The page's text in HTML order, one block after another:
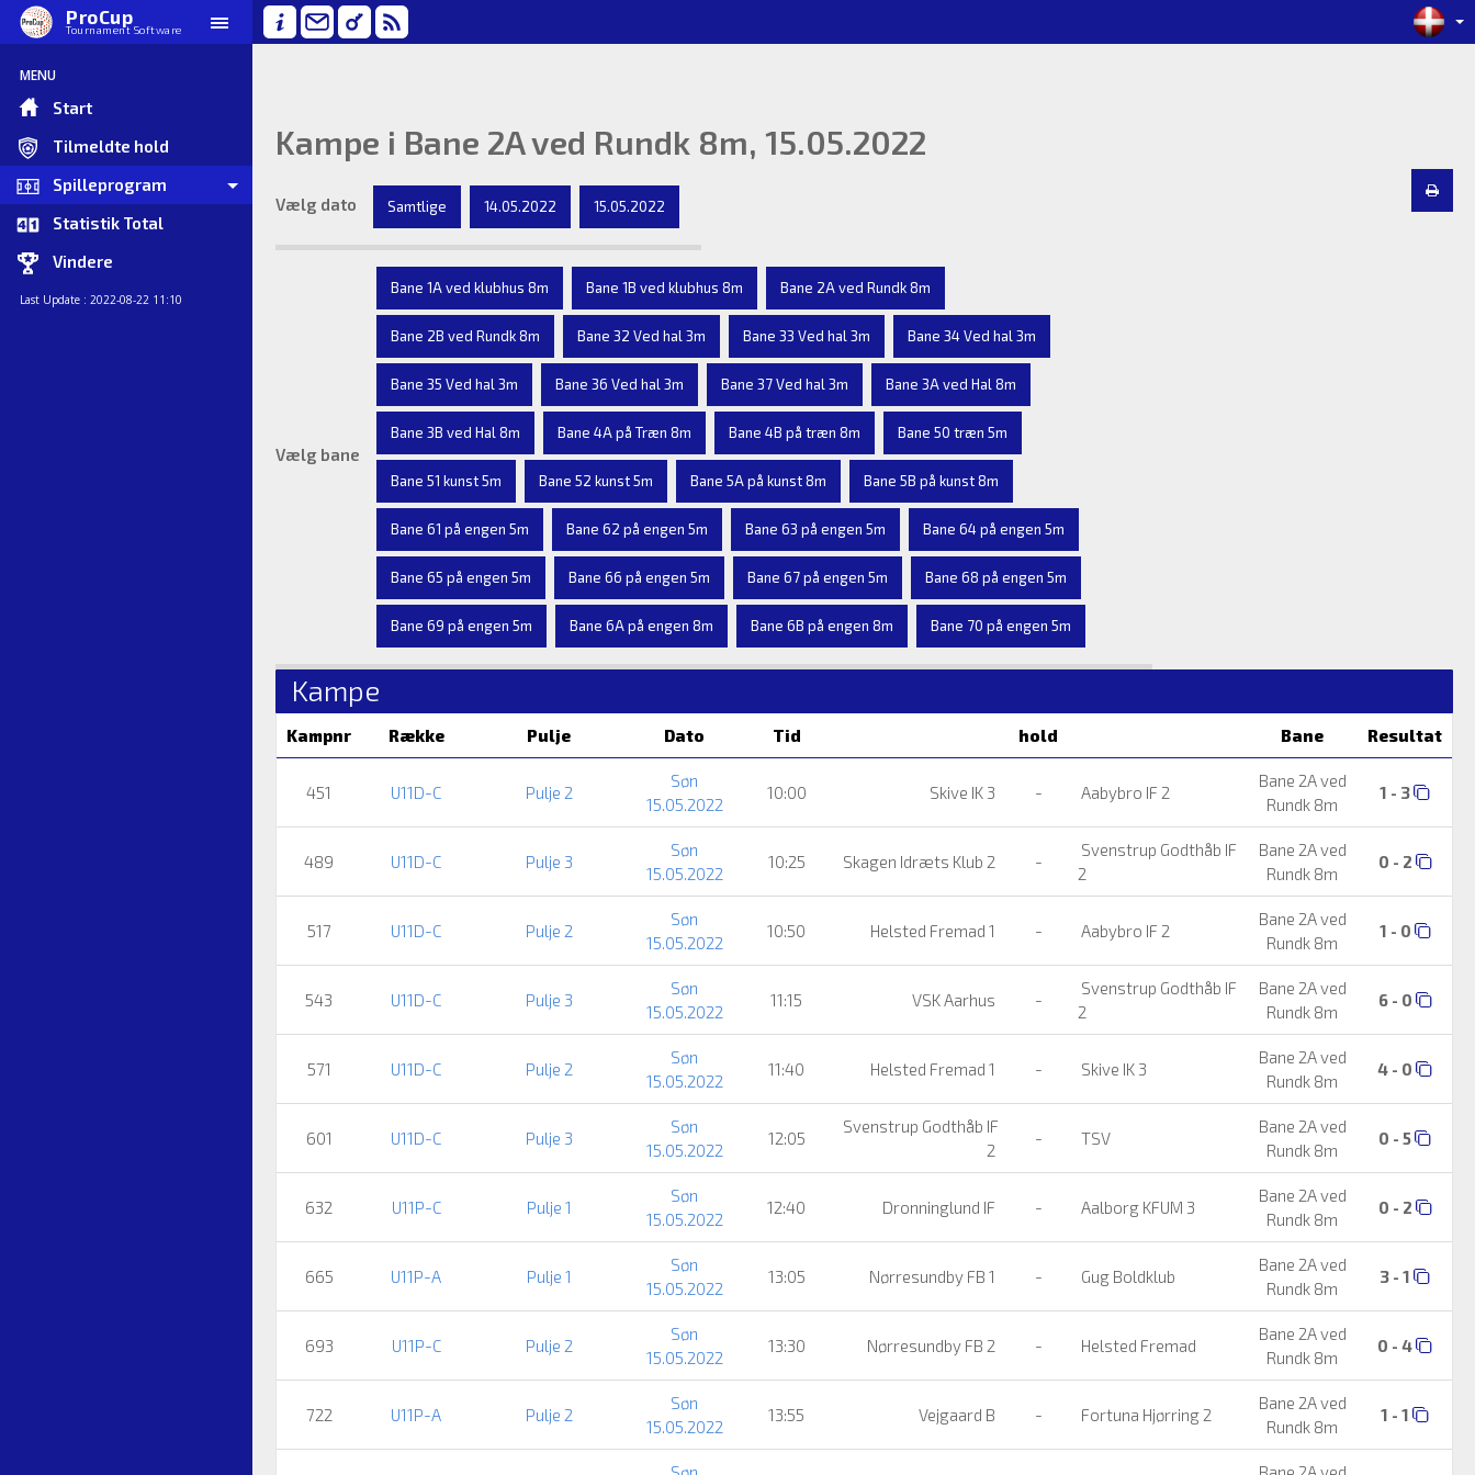
ProCup
Tournament Software
MENU
Start
Tilmeldte hold
Spilleprogram
Statistik Total
Vindere
Last Update : 2022-08-22 11:10
Kampe i Bane 2A ved Rundk 8m, 15.05.2022
Vælg dato Samtlige 14.05.2022 15.05.2022
Vælg bane
Bane 1A ved klubhus 8m Bane 1B ved klubhus 8m Bane 2A ved Rundk 8m
Bane 2B ved Rundk 8m Bane 32 Ved hal 3m Bane 33 Ved hal 3m Bane 34 Ved hal 3m
Bane 35 Ved hal 3m Bane 36 Ved hal 3m Bane 37 Ved hal 3m Bane 3A ved Hal 8m
Bane 3B ved Hal 8m Bane 4A på Træn 8m Bane 4B på træn 8m Bane 50 træn 5m
Bane 51 kunst 5m Bane 52 kunst 5m Bane 5A på kunst 8m Bane 5B på kunst 8m
Bane 61 på engen 5m Bane 62 på engen 5m Bane 63 på engen 5m Bane 64 på engen 5m
Bane 65 på engen 5m Bane 66 på engen 5m Bane 67 på engen 5m Bane 68 på engen 5m
Bane 69 på engen 5m Bane 6A på engen 8m Bane 6B på engen 8m Bane 70 på engen 5m
Kampe
Kampnr Række Pulje Dato Tid hold Bane Resultat
451 U11D-C Pulje 2
Søn
15.05.2022
10:00 Skive IK 3 - Aabybro IF 2
Bane 2A ved
Rundk 8m
1 - 3
489 U11D-C Pulje 3
Søn
15.05.2022
10:25 Skagen Idræts Klub 2 -
Svenstrup Godthåb IF
2
Bane 2A ved
Rundk 8m
0 - 2
517 U11D-C Pulje 2
Søn
15.05.2022
10:50 Helsted Fremad 1 - Aabybro IF 2
Bane 2A ved
Rundk 8m
1 - 0
543 U11D-C Pulje 3
Søn
15.05.2022
11:15 VSK Aarhus -
Svenstrup Godthåb IF
2
Bane 2A ved
Rundk 8m
6 - 0
571 U11D-C Pulje 2
Søn
15.05.2022
11:40 Helsted Fremad 1 - Skive IK 3
Bane 2A ved
Rundk 8m
4 - 0
601 U11D-C Pulje 3
Søn
15.05.2022
12:05
Svenstrup Godthåb IF
2
- TSV
Bane 2A ved
Rundk 8m
0 - 5
632 U11P-C Pulje 1
Søn
15.05.2022
12:40 Dronninglund IF - Aalborg KFUM 3
Bane 2A ved
Rundk 8m
0 - 2
665 U11P-A Pulje 1
Søn
15.05.2022
13:05 Nørresundby FB 1 - Gug Boldklub
Bane 2A ved
Rundk 8m
3 - 1
693 U11P-C Pulje 2
Søn
15.05.2022
13:30 Nørresundby FB 2 - Helsted Fremad
Bane 2A ved
Rundk 8m
0 - 4
722 U11P-A Pulje 2
Søn
15.05.2022
13:55 Vejgaard B - Fortuna Hjørring 2
Bane 2A ved
Rundk 8m
1 - 1